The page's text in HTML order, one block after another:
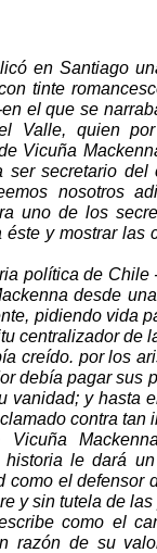
en Santiago
tinte
el que se
Valle, quien
Vicuña
ser secretario
nosotros
uno de los
éste y mostrar
política de
desde
pidiendo vida
centralizador de
creído. por los
debía pagar sus
vanidad; y hasta
contra tan
Vicuña
historia le dará
como el defensor
y sin tutela de
como el
razón de su